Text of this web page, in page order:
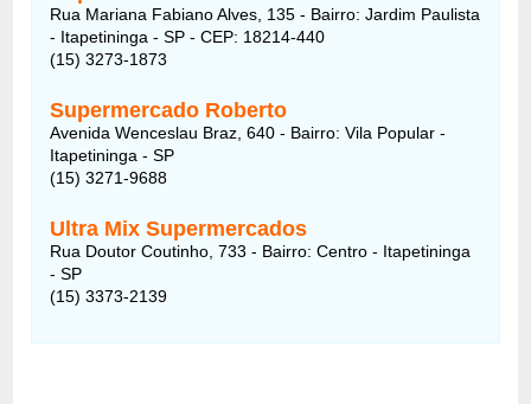
Rua Mariana Fabiano Alves, 135 - Bairro: Jardim Paulista
- Itapetininga - SP - CEP: 18214-440
(15) 3273-1873
Supermercado Roberto
Avenida Wenceslau Braz, 640 - Bairro: Vila Popular -
Itapetininga - SP
(15) 3271-9688
Ultra Mix Supermercados
Rua Doutor Coutinho, 733 - Bairro: Centro - Itapetininga
- SP
(15) 3373-2139